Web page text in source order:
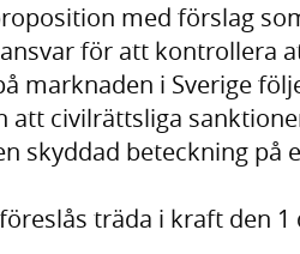
med förslag
för att kontrollera
marknaden i Sverige
att civilrättsliga
skyddad beteckning på
träda i kraft den 1